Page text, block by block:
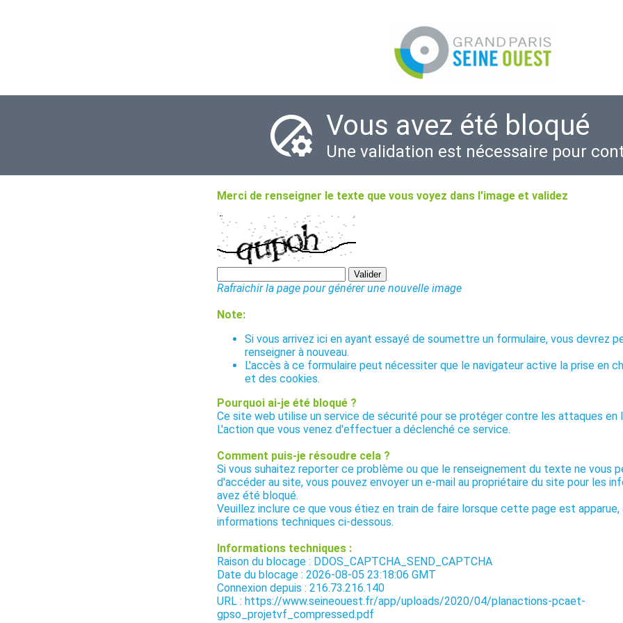
Vous avez été bloqué
Une validation est nécessaire pour
Merci de renseigner le texte que vous voyez dans l'image et validez
Rafraichir la page pour générer une nouvelle image
Note:
Si vous arrivez ici en ayant essayé de soumettre un formulaire, vous devrez
renseigner à nouveau.
L'accès à ce formulaire peut nécessiter que le navigateur active la prise en
et des cookies.
Pourquoi ai-je été bloqué ?
Ce site web utilise un service de sécurité pour se protéger contre les attaques en
L'action que vous venez d'effectuer a déclenché ce service.
Comment puis-je résoudre cela ?
Si vous suhaitez reporter ce problème ou que le renseignement du texte ne vous
d'accéder au site, vous pouvez envoyer un e-mail au propriétaire du site pour les
avez été bloqué.
Veuillez inclure ce que vous étiez en train de faire lorsque cette page est apparue,
informations techniques ci-dessous.
Informations techniques :
Raison du blocage : DDOS_CAPTCHA_SEND_CAPTCHA
Date du blocage : 2026-08-05 23:18:06 GMT
Connexion depuis : 216.73.216.140
URL : https://www.seineouest.fr/app/uploads/2020/04/planactions-pcaet-
gpso_projetvf_compressed.pdf